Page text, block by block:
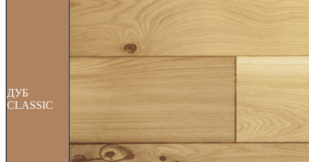
ДУБ
CLASSIC